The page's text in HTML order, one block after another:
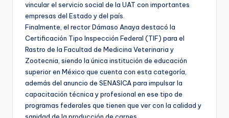
vincular el servicio social de la UAT con importantes
empresas del Estado y del país.
Finalmente, el rector Dámaso Anaya destacó la
Certificación Tipo Inspección Federal (TIF) para el
Rastro de la Facultad de Medicina Veterinaria y
Zootecnia, siendo la única institución de educación
superior en México que cuenta con esta categoría,
además del anuncio de SENASICA para impulsar la
capacitación técnica y profesional en ese tipo de
programas federales que tienen que ver con la calidad y